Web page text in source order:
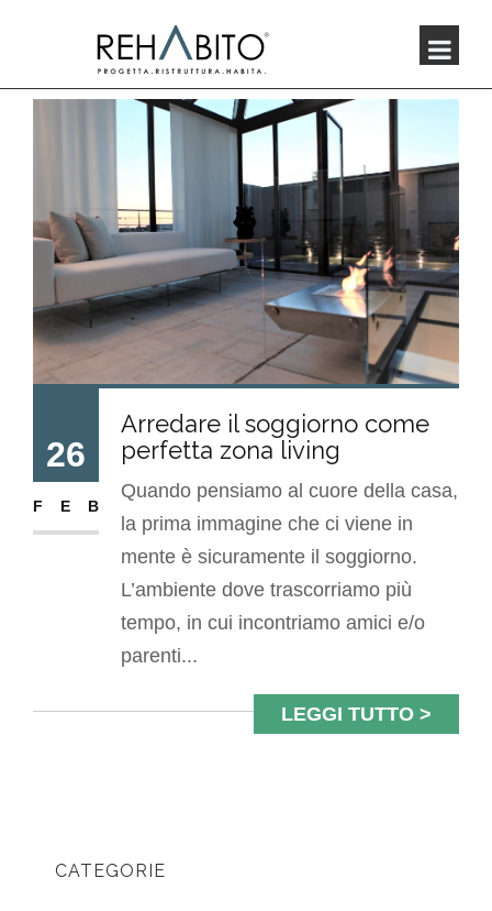
26
FEB
Arredare il soggiorno come
perfetta zona living
Quando pensiamo al cuore della casa,
la prima immagine che ci viene in
mente è sicuramente il soggiorno.
L’ambiente dove trascorriamo più
tempo, in cui incontriamo amici e/o
parenti...
LEGGI TUTTO >
CATEGORIE